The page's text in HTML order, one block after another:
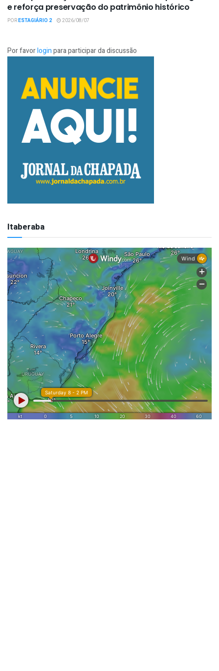
e reforça preservação do patrimônio histórico
PORESTAGIÁRIO 2 2026/08/07
Por favorloginpara participar da discussão
Itaberaba